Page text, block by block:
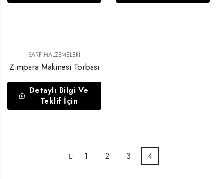
SARF MALZEMELERI
Zımpara Makinesi Torbası
Detaylı Bilgi Ve
Teklif İçin
1 2 3 4